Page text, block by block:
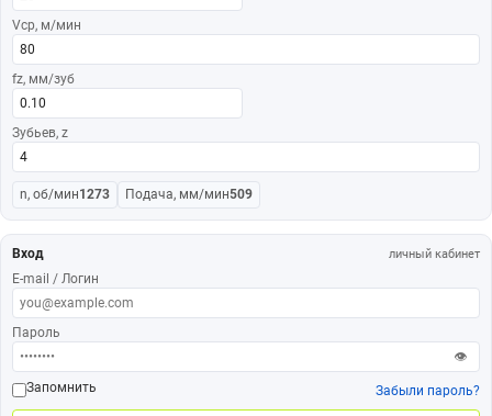
Vср, м/мин
fz, мм/зуб
Зубьев, z
n, об/мин1273 Подача, мм/мин509
Вход личный кабинет
E-mail / Логин
Пароль
👁
Запомнить
Забыли пароль?